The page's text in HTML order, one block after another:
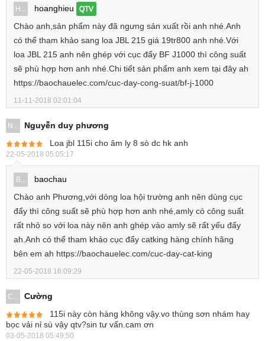
H... hoanghieu QTV
Chào anh,sản phẩm này đã ngưng sản xuất rồi anh nhé.Anh
có thể tham khảo sang loa JBL 215 giá 19tr800 anh nhé.Với
loa JBL 215 anh nên ghép với cục đẩy BF J1000 thì công suất
sẽ phù hợp hơn anh nhé.Chi tiết sản phẩm anh xem tại đây ah
https://baochauelec.com/cuc-day-cong-suat/bf-j-1000
11-11-2018 02:01:04
N...
Nguyễn duy phương
Loa jbl 115i cho âm ly 8 sò dc hk anh
22-05-2018 05:05:17
B...
baochau
Chào anh Phương,với dòng loa hội trường anh nên dùng cục
đẩy thì công suất sẽ phù hợp hơn anh nhé,amly có công suất
rất nhỏ so với loa này nên anh ghép vào amly sẽ rất yếu đấy
ah.Anh có thể tham khảo cục đẩy catking hàng chính hãng
bên em ah https://baochauelec.com/cuc-day-cat-king
22-05-2018 16:09:29
C...
Cường
115i này còn hàng không vậy.vo thùng sơn nhám hay
bọc vải nỉ sù vậy qtv?sin tư vấn.cam ơn
03-05-2018 05:49:50